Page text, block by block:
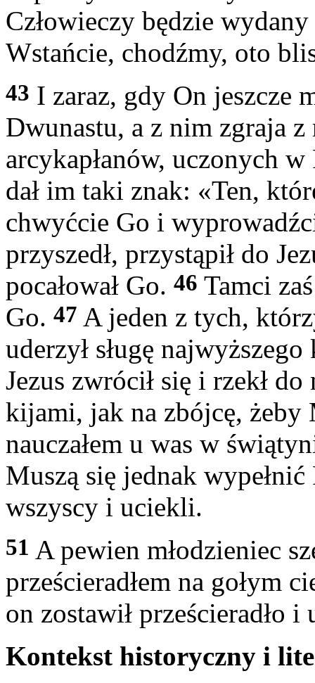
Człowieczy będzie
Wstańcie, chodźmy, oto
43 I zaraz, gdy On jeszcze
Dwunastu, a z nim zgraja
arcykapłanów, uczonych
dał im taki znak: «Ten,
chwyćcie Go i
przyszedł, przystąpił do
pocałował Go. 46 Tamci
Go. 47 A jeden z tych,
uderzył sługę
Jezus zwrócił się i rzekł
kijami, jak na zbójcę,
nauczałem u was w
Muszą się jednak
wszyscy i uciekli.
51 A pewien młodzieniec
prześcieradłem na gołym
on zostawił prześcieradło
Kontekst historyczny i